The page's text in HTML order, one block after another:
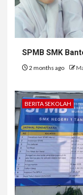
SPMB SMK
2 months ago
BERITA SEKOLAH